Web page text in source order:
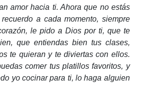
amor hacia ti. Ahora que no estás
a cada momento, siempre
le pido a Dios por ti, que te
que entiendas bien tus clases,
te quieran y te diviertas con ellos.
comer tus platillos favoritos, y
yo cocinar para ti, lo haga alguien